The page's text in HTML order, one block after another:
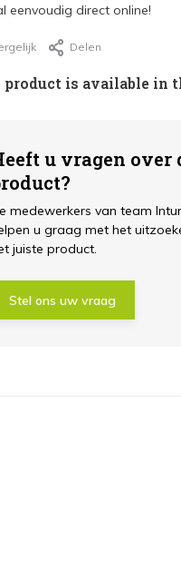
eenvoudig direct online!
Delen
product is available in
u vragen over
medewerkers van team
u graag met het
juiste product.
Stel ons uw vraag